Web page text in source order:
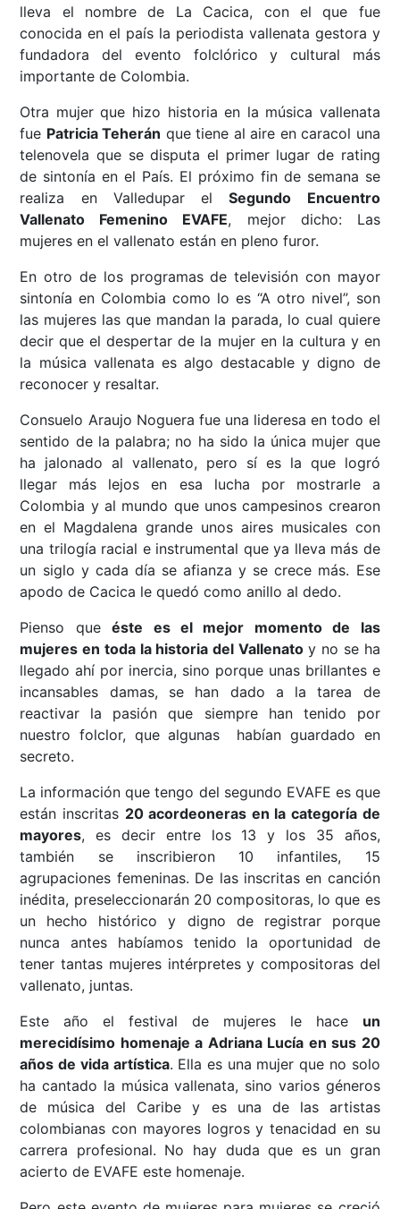
lleva el nombre de La Cacica, con el que fue
conocida en el país la periodista vallenata gestora y
fundadora del evento folclórico y cultural más
importante de Colombia.
Otra mujer que hizo historia en la música vallenata
fue Patricia Teherán que tiene al aire en caracol una
telenovela que se disputa el primer lugar de rating
de sintonía en el País. El próximo fin de semana se
realiza en Valledupar elSegundo Encuentro
Vallenato Femenino EVAFE, mejor dicho: Las
mujeres en el vallenato están en pleno furor.
En otro de los programas de televisión con mayor
sintonía en Colombia como lo es “A otro nivel”, son
las mujeres las que mandan la parada, lo cual quiere
decir que el despertar de la mujer en la cultura y en
la música vallenata es algo destacable y digno de
reconocer y resaltar.
Consuelo Araujo Noguera fue una lideresa en todo el
sentido de la palabra; no ha sido la única mujer que
ha jalonado al vallenato, pero sí es la que logró
llegar más lejos en esa lucha por mostrarle a
Colombia y al mundo que unos campesinos crearon
en el Magdalena grande unos aires musicales con
una trilogía racial e instrumental que ya lleva más de
un siglo y cada día se afianza y se crece más. Ese
apodo de Cacica le quedó como anillo al dedo.
Pienso queéste es el mejor momento de las
mujeres en toda la historia del Vallenatoy no se ha
llegado ahí por inercia, sino porque unas brillantes e
incansables damas, se han dado a la tarea de
reactivar la pasión que siempre han tenido por
nuestro folclor, que algunas habían guardado en
secreto.
La información que tengo del segundo EVAFE es que
están inscritas 20 acordeoneras en la categoría de
mayores, es decir entre los 13 y los 35 años,
también se inscribieron 10 infantiles, 15
agrupaciones femeninas. De las inscritas en canción
inédita, preseleccionarán 20 compositoras, lo que es
un hecho histórico y digno de registrar porque
nunca antes habíamos tenido la oportunidad de
tener tantas mujeres intérpretes y compositoras del
vallenato, juntas.
Este año el festival de mujeres le hace un
merecidísimo homenaje a Adriana Lucía en sus 20
años de vida artística. Ella es una mujer que no solo
ha cantado la música vallenata, sino varios géneros
de música del Caribe y es una de las artistas
colombianas con mayores logros y tenacidad en su
carrera profesional. No hay duda que es un gran
acierto de EVAFE este homenaje.